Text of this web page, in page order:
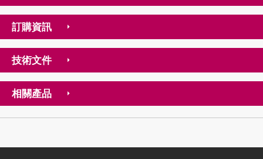
訂購資訊
技術文件
相關產品